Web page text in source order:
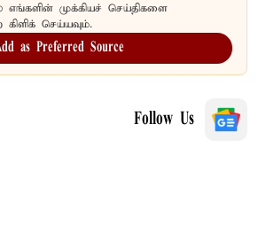
எங்களின் முக்கியச் செய்திகளை
செய்யவும்.
as Preferred Source
Follow Us